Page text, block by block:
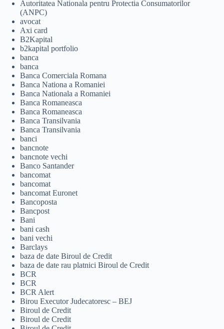
Autoritatea Nationala pentru Protectia Consumatorilor
(ANPC)
avocat
Axi card
B2Kapital
b2kapital portfolio
banca
banca
Banca Comerciala Romana
Banca Nationa a Romaniei
Banca Nationala a Romaniei
Banca Romaneasca
Banca Romaneasca
Banca Transilvania
Banca Transilvania
banci
bancnote
bancnote vechi
Banco Santander
bancomat
bancomat
bancomat Euronet
Bancoposta
Bancpost
Bani
bani cash
bani vechi
Barclays
baza de date Biroul de Credit
baza de date rau platnici Biroul de Credit
BCR
BCR
BCR Alert
Birou Executor Judecatoresc – BEJ
Biroul de Credit
Biroul de Credit